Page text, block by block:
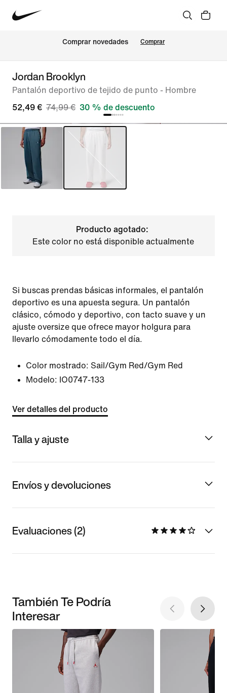
Comprar novedades Comprar
Jordan Brooklyn
Pantalón deportivo de tejido de punto - Hombre
52,49 € 74,99 € 30 % de descuento
Producto agotado:
Este color no está disponible actualmente
Si buscas prendas básicas informales, el pantalón
deportivo es una apuesta segura. Un pantalón
clásico, cómodo y deportivo, con tacto suave y un
ajuste oversize que ofrece mayor holgura para
llevarlo cómodamente todo el día.
Color mostrado: Sail/Gym Red/Gym Red
Modelo: IO0747-133
Ver detalles del producto
Talla y ajuste
Envíos y devoluciones
Evaluaciones (2)
También Te Podría
Interesar